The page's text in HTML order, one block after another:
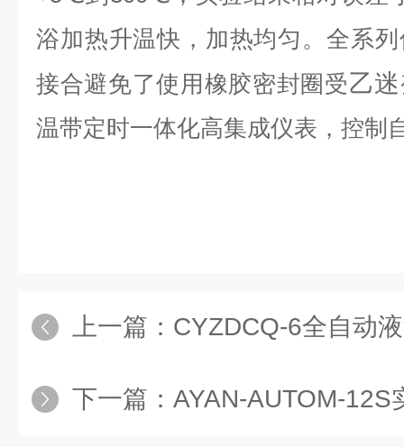
浴加热升温快，加热均匀。 全系
接合避免了使用橡胶密封圈受乙迷
温带定时一体化高集成仪表，控制
上一篇： CYZDCQ-6全自动液液萃取
下一篇： AYAN-AUTOM-12S实验室全自